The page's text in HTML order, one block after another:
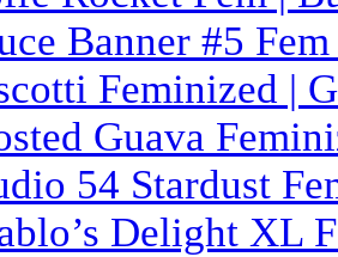
Banner #5
Feminized |
Guava
54 Stardust
Delight XL